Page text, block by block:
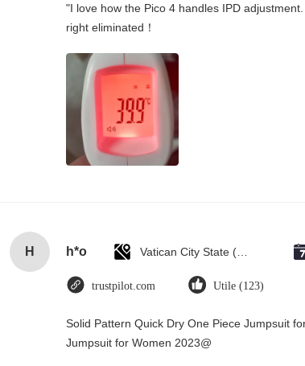
"I love how the Pico 4 handles IPD
right eliminated！
H h*o
trustpilot.com Utile (123)
Solid Pattern Quick Dry One Piece Jumpsuit
Jumpsuit for Women 2023@